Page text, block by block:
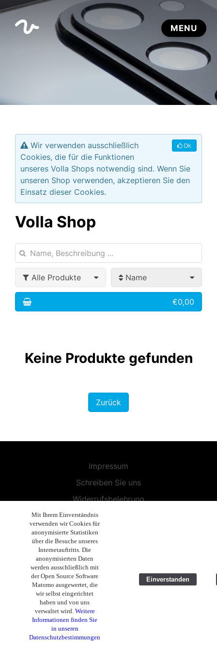
Ok
Wir verwenden ausschließlich
Cookies, die für die Funktionen
unseres Volla Shops notwendig sind. Wenn Sie
unseren Shop verwenden, akzeptieren Sie den
Einsatz dieser Cookies.
Volla Shop
Alle Produkte Name
€0,00
Keine Produkte gefunden
Zurück
Impressum
Schreiben Sie uns
Widerrufsbelehrung
Allgemeine Geschäftsbedingungen
Endbenutzer-Lizenzvereinbarung
Datenschutzerklärung
Geschäftsethik
Copyright 2019 - 2025 Volla Systeme GmbH
Mit Ihrem Einverständnis
verwenden wir Cookies für
anonymisierte Statistiken
über die Besuche unseres
Internetauftritts. Die
anonymisierten Daten
werden ausschließlich mit
der Open Source Software
Matomo ausgewertet, die
wir selbst eingerichtet
haben und von uns
verwaltet wird. Weitere
Informationen finden Sie
in unseren
Datenschutzbestimmungen
Einverstanden